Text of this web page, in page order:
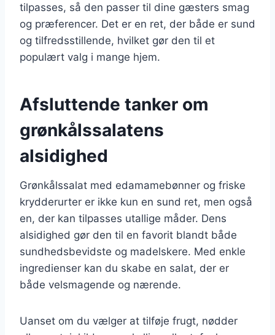
tilpasses, så den passer til dine gæsters smag
og præferencer. Det er en ret, der både er sund
og tilfredsstillende, hvilket gør den til et
populært valg i mange hjem.
Afsluttende tanker om
grønkålssalatens
alsidighed
Grønkålssalat med edamamebønner og friske
krydderurter er ikke kun en sund ret, men også
en, der kan tilpasses utallige måder. Dens
alsidighed gør den til en favorit blandt både
sundhedsbevidste og madelskere. Med enkle
ingredienser kan du skabe en salat, der er
både velsmagende og nærende.
Uanset om du vælger at tilføje frugt, nødder